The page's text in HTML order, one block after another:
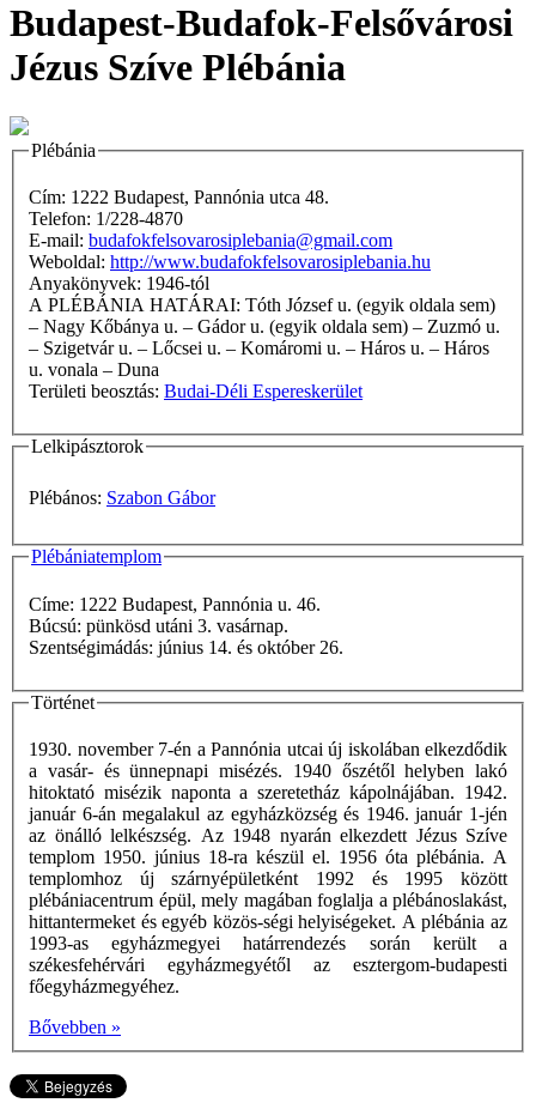
Budapest-Budafok-Felsővárosi
Jézus Szíve Plébánia
Plébánia
Cím: 1222 Budapest, Pannónia utca 48.
Telefon: 1/228-4870
E-mail: budafokfelsovarosiplebania@gmail.com
Weboldal: http://www.budafokfelsovarosiplebania.hu
Anyakönyvek: 1946-tól
A PLÉBÁNIA HATÁRAI: Tóth József u. (egyik oldala sem)
– Nagy Kőbánya u. – Gádor u. (egyik oldala sem) – Zuzmó u.
– Szigetvár u. – Lőcsei u. – Komáromi u. – Háros u. – Háros
u. vonala – Duna
Területi beosztás: Budai-Déli Espereskerület
Lelkipásztorok
Plébános: Szabon Gábor
Plébániatemplom
Címe: 1222 Budapest, Pannónia u. 46.
Búcsú: pünkösd utáni 3. vasárnap.
Szentségimádás: június 14. és október 26.
Történet
1930. november 7-én a Pannónia utcai új iskolában elkezdődik
a vasár- és ünnepnapi misézés. 1940 őszétől helyben lakó
hitoktató misézik naponta a szeretetház kápolnájában. 1942.
január 6-án megalakul az egyházközség és 1946. január 1-jén
az önálló lelkészség. Az 1948 nyarán elkezdett Jézus Szíve
templom 1950. június 18-ra készül el. 1956 óta plébánia. A
templomhoz új szárnyépületként 1992 és 1995 között
plébániacentrum épül, mely magában foglalja a plébánoslakást,
hittantermeket és egyéb közös-ségi helyiségeket. A plébánia az
1993-as egyházmegyei határrendezés során került a
székesfehérvári egyházmegyétől az esztergom-budapesti
főegyházmegyéhez.
Bővebben »